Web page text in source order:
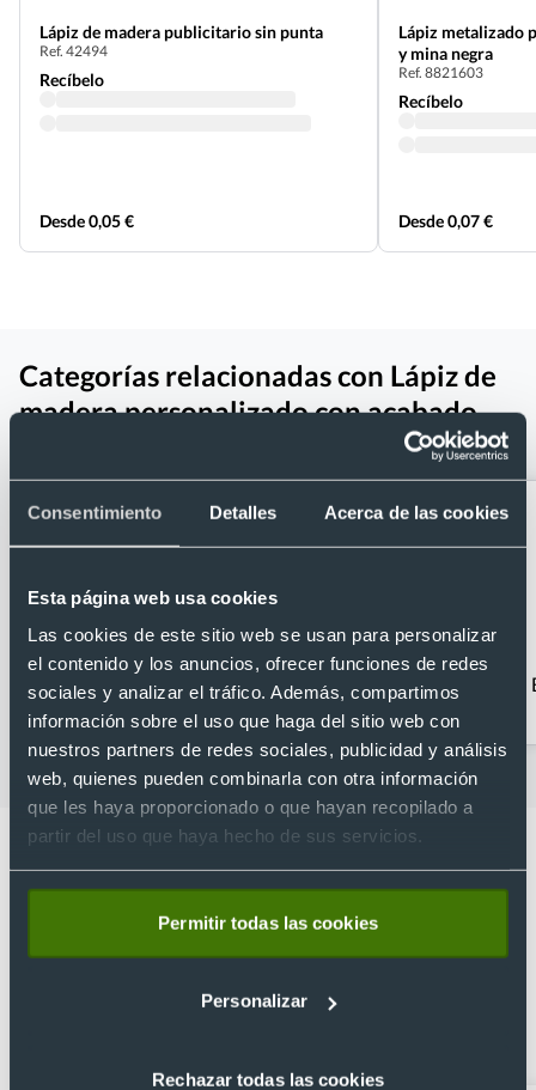
Consentimiento Detalles Acerca de las cookies
Esta página web usa cookies
Las cookies de este sitio web se usan para personalizar
el contenido y los anuncios, ofrecer funciones de redes
sociales y analizar el tráfico. Además, compartimos
información sobre el uso que haga del sitio web con
nuestros partners de redes sociales, publicidad y análisis
web, quienes pueden combinarla con otra información
que les haya proporcionado o que hayan recopilado a
partir del uso que haya hecho de sus servicios.
Permitir todas las cookies
Personalizar
Rechazar todas las cookies
Lápiz de madera publicitario sin punta
Ref. 42494
Recíbelo
Desde 0,05 €
Lápiz metalizado
y mina negra
Ref. 8821603
Recíbelo
Desde 0,07 €
Categorías relacionadas con Lápiz de
madera personalizado con acabado
Bolígrafos clásicos Bolígrafos divertidos